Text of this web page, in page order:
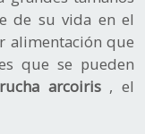
de su vida en el
alimentación que
que se pueden
arcoiris, el